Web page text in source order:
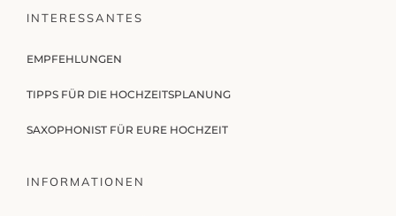
INTERESSANTES
EMPFEHLUNGEN
TIPPS FÜR DIE HOCHZEITSPLANUNG
SAXOPHONIST FÜR EURE HOCHZEIT
INFORMATIONEN